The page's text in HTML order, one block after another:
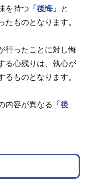
を持つ 「後悔」
と
たものとなります。
行ったことに対し悔
る心残りは、執心が
ものとなります。
内容が異なる
「後